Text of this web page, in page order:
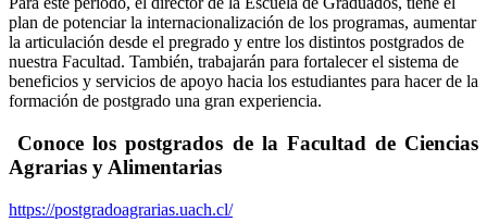
plan de potenciar la internacionalización de los programas, aumentar
la articulación desde el pregrado y entre los distintos postgrados de
nuestra Facultad. También, trabajarán para fortalecer el sistema de
beneficios y servicios de apoyo hacia los estudiantes para hacer de la
formación de postgrado una gran experiencia.
Conoce los postgrados de la Facultad de Ciencias
Agrarias y Alimentarias
https://postgradoagrarias.uach.cl/